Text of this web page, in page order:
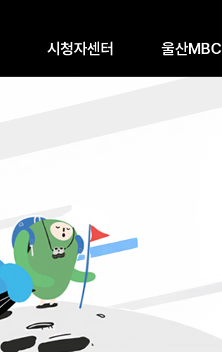
시청자센터 울산MBC